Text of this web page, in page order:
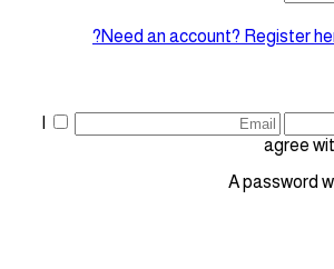
Need an account? Register
agree
A password